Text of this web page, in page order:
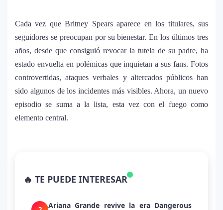
Cada vez que Britney Spears aparece en los titulares, sus
seguidores se preocupan por su bienestar. En los últimos tres
años, desde que consiguió revocar la tutela de su padre, ha
estado envuelta en polémicas que inquietan a sus fans. Fotos
controvertidas, ataques verbales y altercados públicos han
sido algunos de los incidentes más visibles. Ahora, un nuevo
episodio se suma a la lista, esta vez con el fuego como
elemento central.
🔥 TE PUEDE INTERESAR
despecho en un himno para Puerto Rico
Ariana Grande revive la era Dangerous